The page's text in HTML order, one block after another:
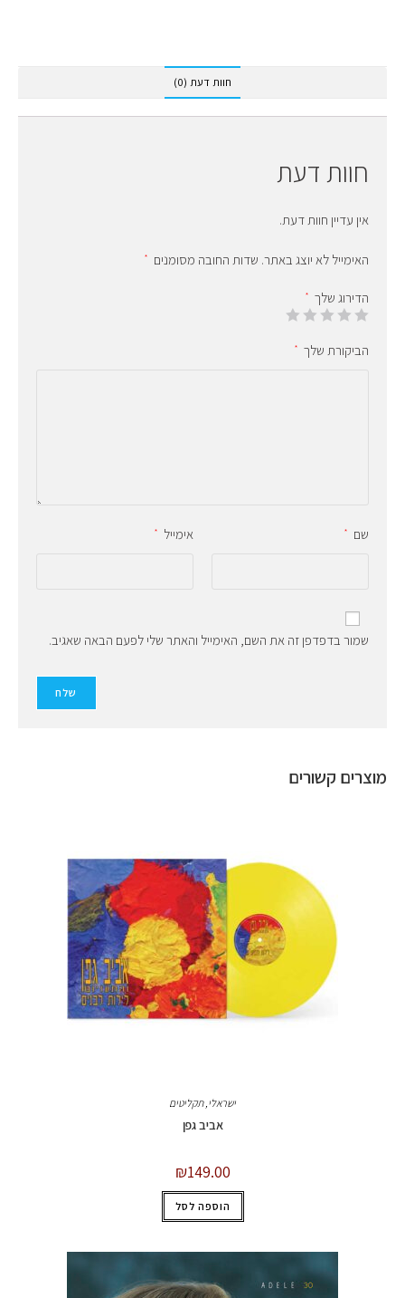
מוצרים קשורים
ישראלי,תקליטים
אביב גפן
₪149.00
הוספה לסל
חוות דעת (0)
חוות דעת
אין עדיין חוות דעת.
האימייל לא יוצג באתר. שדות החובה מסומנים *
הדירוג שלך *
הביקורת שלך *
שם * אימייל *
שמור בדפדפן זה את השם, האימייל והאתר שלי לפעם הבאה שאגיב.